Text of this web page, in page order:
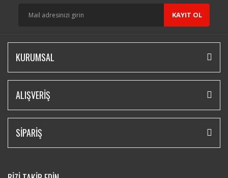
KAYIT OL
KURUMSAL
ALIŞVERİŞ
SİPARİŞ